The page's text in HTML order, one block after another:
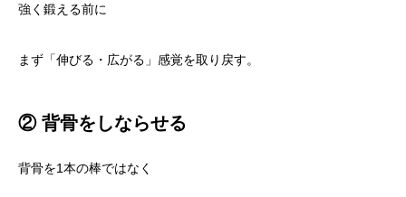
強く鍛える前に
まず「伸びる・広がる」感覚を取り戻す。
② 背骨をしならせる
背骨を1本の棒ではなく